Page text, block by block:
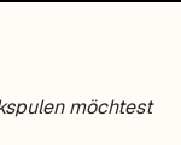
möchtest